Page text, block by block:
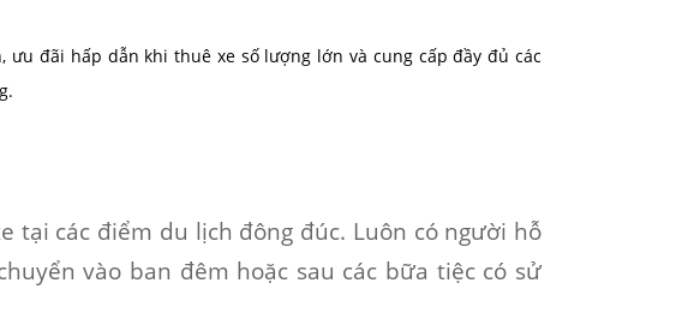
ưu đãi hấp dẫn khi thuê xe số lượng lớn và cung cấp đầy đủ các
tại các điểm du lịch đông đúc. Luôn có người hỗ
vào ban đêm hoặc sau các bữa tiệc có sử